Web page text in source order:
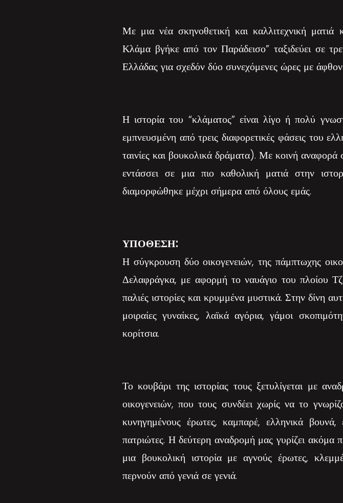
Με μια νέα σκηνοθετική και καλλιτεχνική
Κλάμα βγήκε από τον Παράδεισο” ταξιδεύει σε
Ελλάδας για σχεδόν δύο συνεχόμενες ώρες με
Η ιστορία του “κλάματος” είναι λίγο ή πολύ
εμπνευσμένη από τρεις διαφορετικές φάσεις του
ταινίες και βουκολικά δράματα). Με κοινή
εντάσσει σε μια πιο καθολική ματιά στην
διαμορφώθηκε μέχρι σήμερα από όλους εμάς.
ΥΠΟΘΕΣΗ:
Η σύγκρουση δύο οικογενειών, της πάμπτωχης
Δελαφράγκα, με αφορμή το ναυάγιο του πλοίου
παλιές ιστορίες και κρυμμένα μυστικά. Στην δίνη
μοιραίες γυναίκες, λαϊκά αγόρια, γάμοι
κορίτσια.
Το κουβάρι της ιστορίας τους ξετυλίγεται με
οικογενειών, που τους συνδέει χωρίς να το
κυνηγημένους έρωτες, καμπαρέ, ελληνικά βουνά,
πατριώτες. Η δεύτερη αναδρομή μας γυρίζει ακόμα
μια βουκολική ιστορία με αγνούς έρωτες,
περνούν από γενιά σε γενιά.